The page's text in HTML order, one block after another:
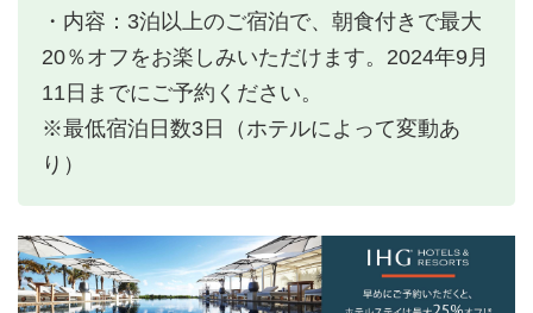
・内容：3泊以上のご宿泊で、朝食付きで最大
20％オフをお楽しみいただけます。2024年9月
11日までにご予約ください。
※最低宿泊日数3日（ホテルによって変動あ
り）